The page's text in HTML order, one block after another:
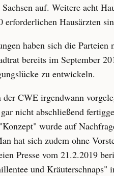
auf. Weitere acht
Hausärzten
haben sich die
bereits im September
zu entwickeln.
CWE irgendwann
nicht abschließend
wurde auf
hat sich zudem ohne
Presse vom 21.2.2019
und